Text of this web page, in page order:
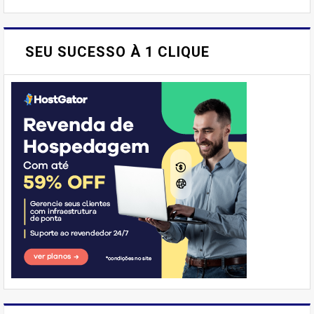
SEU SUCESSO À 1 CLIQUE
E AÍ, PESSOAL! VOCÊ JÁ